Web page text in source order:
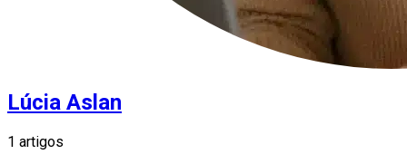
Lúcia Aslan
1 artigos